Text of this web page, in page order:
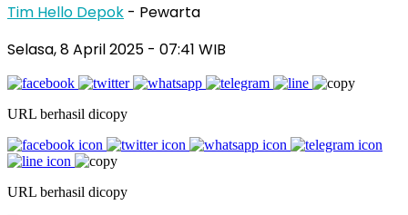
Tim Hello Depok - Pewarta
Selasa, 8 April 2025 - 07:41 WIB
URL berhasil dicopy
URL berhasil dicopy